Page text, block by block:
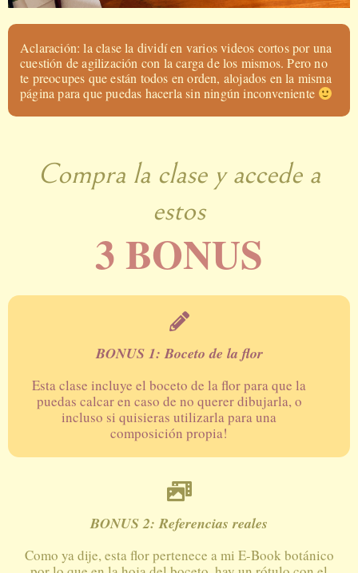
Aclaración: la clase la dividí en varios videos cortos por una
cuestión de agilización con la carga de los mismos. Pero no
te preocupes que están todos en orden, alojados en la misma
página para que puedas hacerla sin ningún inconveniente
Compra la clase y accede a
estos
3 BONUS
BONUS 1: Boceto de la flor
Esta clase incluye el boceto de la flor para que la
puedas calcar en caso de no querer dibujarla, o
incluso si quisieras utilizarla para una
composición propia!
BONUS 2: Referencias reales
Como ya dije, esta flor pertenece a mi E-Book botánico